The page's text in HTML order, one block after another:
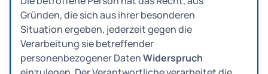
Gründen, die sich aus ihrer besonderen
Situation ergeben, jederzeit gegen die
Verarbeitung sie betreffender
personenbezogener DatenWiderspruch